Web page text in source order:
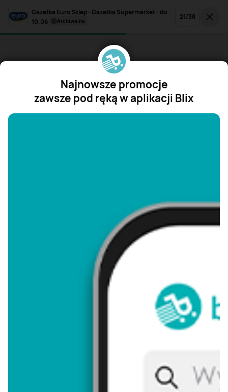
Gazetka Euro Sklep - Gazetka Supermarket - do
10.06
archiwalna 21/38
Najnowsze promocje
zawsze pod ręką w aplikacji Blix
"/>